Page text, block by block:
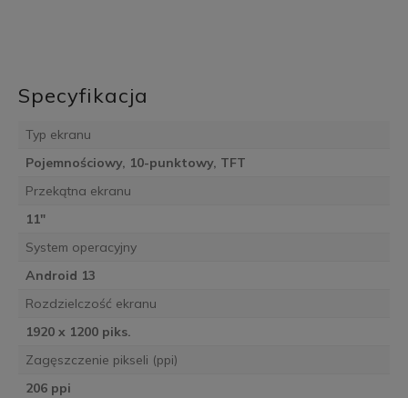
Specyfikacja
Typ ekranu
Pojemnościowy, 10-punktowy, TFT
Przekątna ekranu
11"
System operacyjny
Android 13
Rozdzielczość ekranu
1920 x 1200 piks.
Zagęszczenie pikseli (ppi)
206 ppi